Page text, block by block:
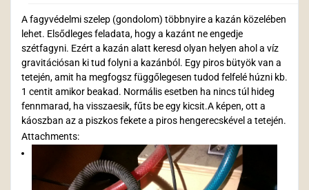
A fagyvédelmi szelep (gondolom) többnyire a kazán közelében
lehet. Elsődleges feladata, hogy a kazánt ne engedje
szétfagyni. Ezért a kazán alatt keresd olyan helyen ahol a víz
gravitációsan ki tud folyni a kazánból. Egy piros bütyök van a
tetején, amit ha megfogsz függőlegesen tudod felfelé húzni kb.
1 centit amikor beakad. Normális esetben ha nincs túl hideg
fennmarad, ha visszaesik, fűts be egy kicsit.A képen, ott a
káoszban az a piszkos fekete a piros hengerecskével a tetején.
Attachments: